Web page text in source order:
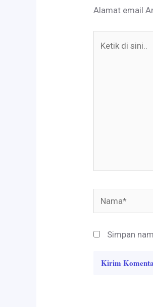
Alamat email
Nama*
Simpan